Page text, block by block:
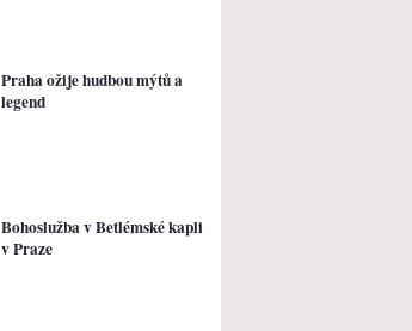
Praha ožije hudbou mýtů a
legend
Bohoslužba v Betlémské kapli
v Praze